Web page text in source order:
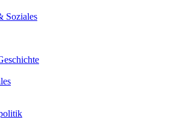
Soziales